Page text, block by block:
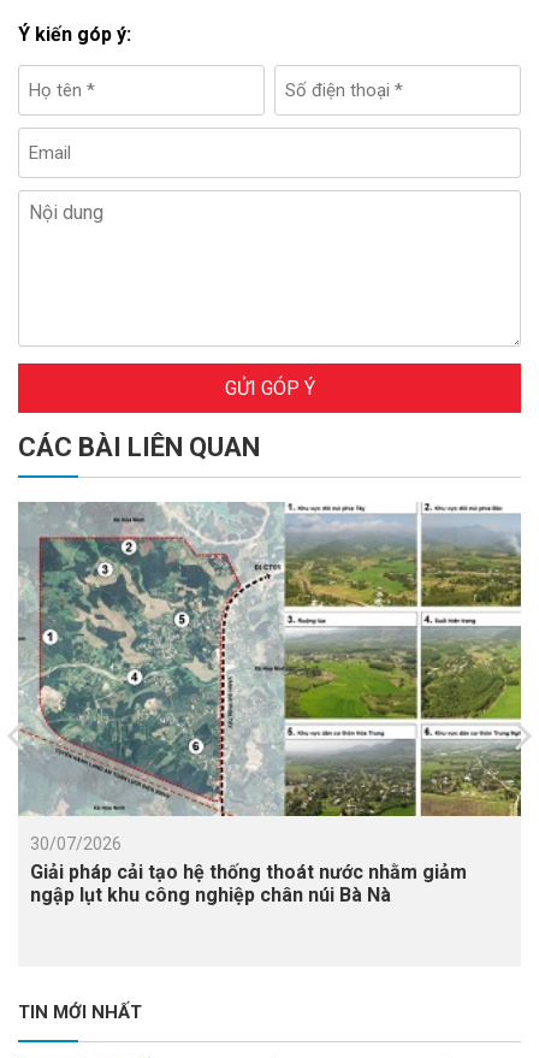
Ý kiến góp ý:
GỬI GÓP Ý
CÁC BÀI LIÊN QUAN
30/07/2026
Giải pháp cải tạo hệ thống thoát nước nhằm giảm
ngập lụt khu công nghiệp chân núi Bà Nà
TIN MỚI NHẤT